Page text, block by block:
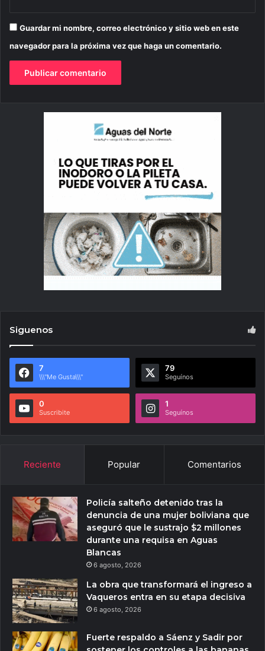
Guardar mi nombre, correo electrónico y sitio web en este
navegador para la próxima vez que haga un comentario.
Siguenos
7
\\\"Me Gusta\\\"
79
Seguínos
0
Suscribite
1
Seguínos
Reciente Popular Comentarios
Policía salteño detenido tras la
denuncia de una mujer boliviana que
aseguró que le sustrajo $2 millones
durante una requisa en Aguas
Blancas
6 agosto, 2026
La obra que transformará el ingreso a
Vaqueros entra en su etapa decisiva
6 agosto, 2026
Fuerte respaldo a Sáenz y Sadir por